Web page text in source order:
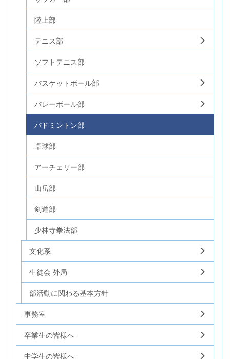
陸上部
テニス部
ソフトテニス部
バスケットボール部
バレーボール部
バドミントン部
卓球部
アーチェリー部
山岳部
剣道部
少林寺拳法部
文化系
生徒会 外局
部活動に関わる基本方針
事務室
卒業生の皆様へ
中学生の皆様へ